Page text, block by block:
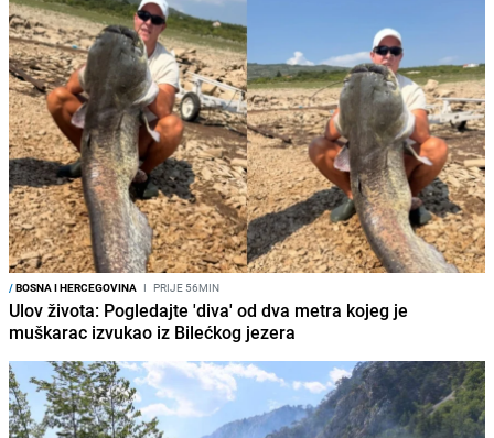
/BOSNA I HERCEGOVINA I PRIJE 56MIN
Ulov života: Pogledajte 'diva' od dva metra kojeg je
muškarac izvukao iz Bilećkog jezera